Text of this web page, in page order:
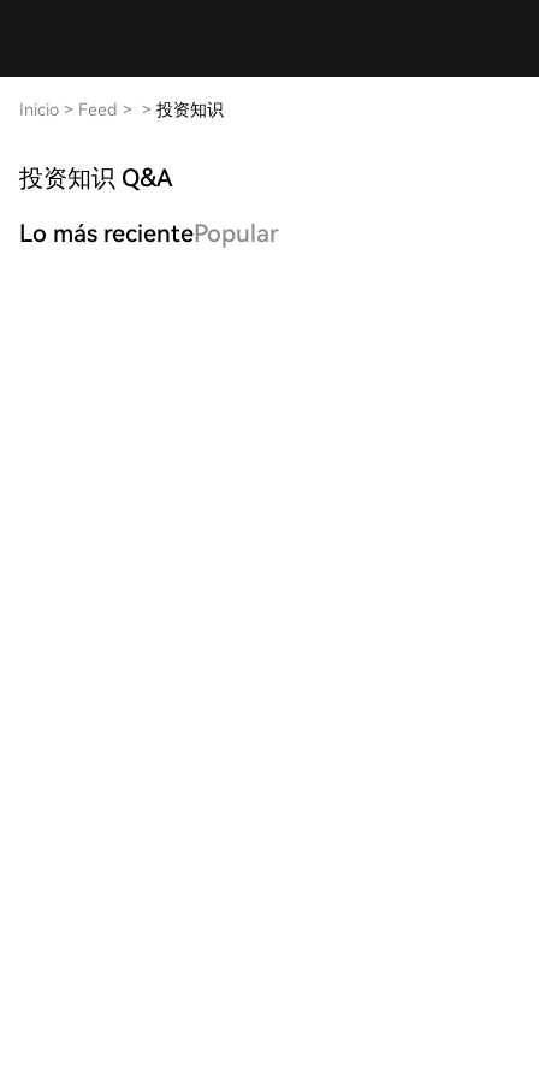
Inicio > Feed > > 投资知识
投资知识 Q&A
Lo más recientePopular